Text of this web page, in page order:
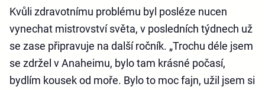
Kvůli zdravotnímu problému byl posléze nucen
vynechat mistrovství světa, v posledních týdnech už
se zase připravuje na další ročník. „Trochu déle jsem
se zdržel v Anaheimu, bylo tam krásné počasí,
bydlím kousek od moře. Bylo to moc fajn, užil jsem si